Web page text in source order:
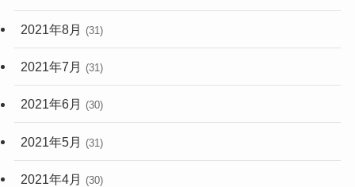
2021年8月 (31)
2021年7月 (31)
2021年6月 (30)
2021年5月 (31)
2021年4月 (30)